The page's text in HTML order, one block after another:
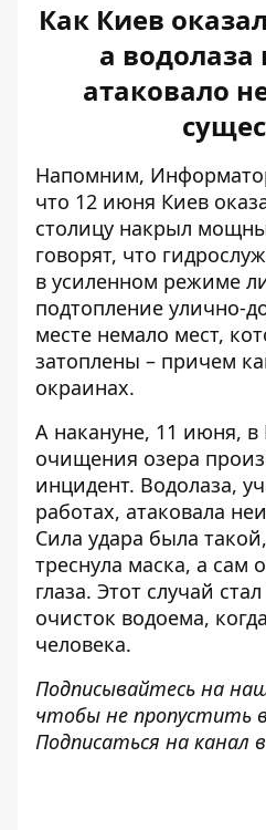
Как Киев
а водолаза
атаковало
Напомним,
что 12 июня Киев
столицу накрыл
говорят, что
в усиленном режиме
подтопление улично-
месте немало мест,
затоплены – причем
окраинах.
А накануне, 11 июня, в
очищения озера
инцидент. Водолаза,
работах, атаковала
Сила удара была
треснула маска, а сам
глаза. Этот случай
очисток водоема,
человека.
Подписывайтесь на
чтобы не пропустить
Подписаться на канал